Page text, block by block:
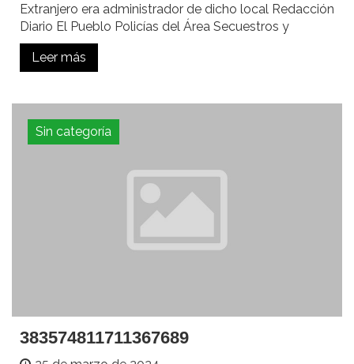
Extranjero era administrador de dicho local Redacción
Diario El Pueblo Policías del Área Secuestros y
Leer más
Sin categoría
383574811711367689